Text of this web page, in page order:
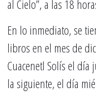
al Cielo”, a las 18
En lo inmediato, se
libros en el mes de
Cuacenetl Solís el día
la siguiente, el día